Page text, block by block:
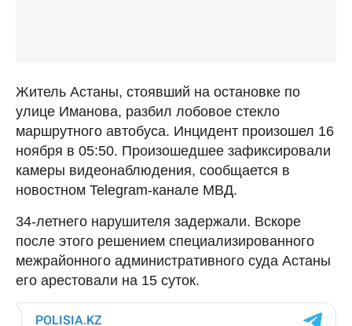
Житель Астаны, стоявший на остановке по
улице Иманова, разбил лобовое стекло
маршрутного автобуса. Инцидент произошел 16
ноября в 05:50. Произошедшее зафиксировали
камеры видеонаблюдения, сообщается в
новостном Telegram-канале МВД.
34-летнего нарушителя задержали. Вскоре
после этого решением специализированного
межрайонного административного суда Астаны
его арестовали на 15 суток.